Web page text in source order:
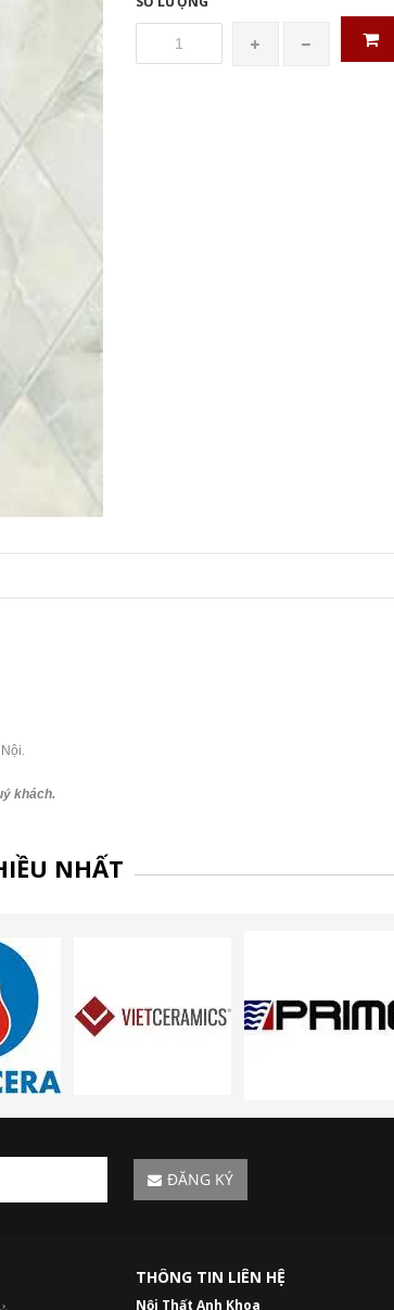
khách.
NHẤT
ĐĂNG KÝ
THÔNG TIN LIÊN HỆ
Nội Thất Anh Khoa